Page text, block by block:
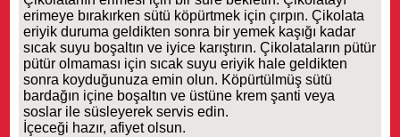
erimeye bırakırken sütü köpürtmek için çırpın. Çikolata
eriyik duruma geldikten sonra bir yemek kaşığı kadar
sıcak suyu boşaltın ve iyice karıştırın. Çikolataların pütür
pütür olmaması için sıcak suyu eriyik hale geldikten
sonra koyduğunuza emin olun. Köpürtülmüş sütü
bardağın içine boşaltın ve üstüne krem şanti veya
soslar ile süsleyerek servis edin.
İçeceği hazır, afiyet olsun.